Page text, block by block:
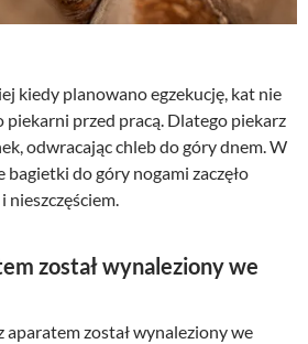
kiedy planowano egzekucję, kat nie
piekarni przed pracą. Dlatego piekarz
odwracając chleb do góry dnem. W
do góry nogami zaczęło
nieszczęściem.
został wynaleziony we
aparatem został wynaleziony we